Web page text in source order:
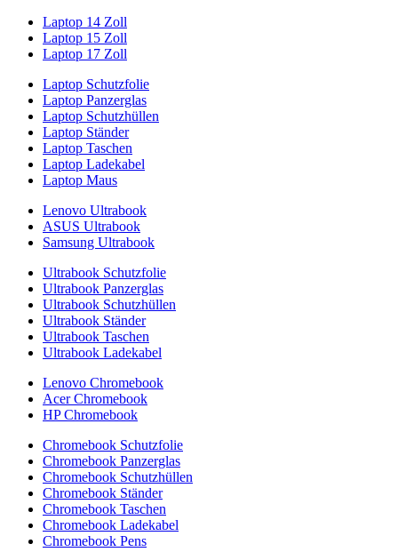
Laptop 14 Zoll
Laptop 15 Zoll
Laptop 17 Zoll
Laptop Schutzfolie
Laptop Panzerglas
Laptop Schutzhüllen
Laptop Ständer
Laptop Taschen
Laptop Ladekabel
Laptop Maus
Lenovo Ultrabook
ASUS Ultrabook
Samsung Ultrabook
Ultrabook Schutzfolie
Ultrabook Panzerglas
Ultrabook Schutzhüllen
Ultrabook Ständer
Ultrabook Taschen
Ultrabook Ladekabel
Lenovo Chromebook
Acer Chromebook
HP Chromebook
Chromebook Schutzfolie
Chromebook Panzerglas
Chromebook Schutzhüllen
Chromebook Ständer
Chromebook Taschen
Chromebook Ladekabel
Chromebook Pens